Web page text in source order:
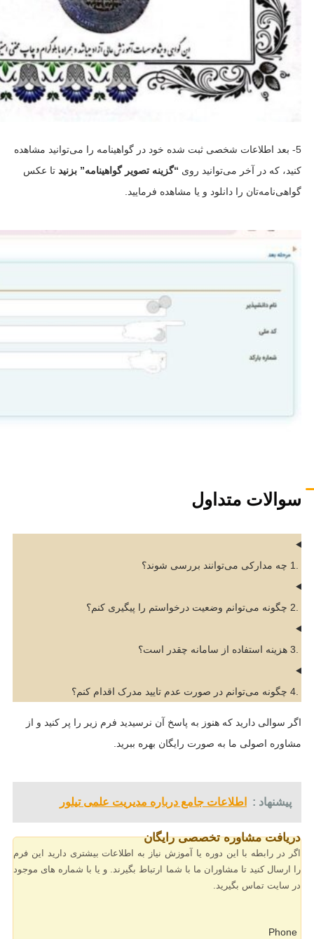
5- بعد اطلاعات شخصی ثبت شده خود در گواهینامه را می‌توانید مشاهده
کنید، که در آخر می‌توانید روی “گزینه تصویر گواهینامه” بزنید تا عکس
گواهی‌نامه‌تان را دانلود و یا مشاهده فرمایید.
سوالات متداول
اگر سوالی دارید که هنوز به پاسخ آن نرسیدید فرم زیر را پر کنید و از
مشاوره اصولی ما به صورت رایگان بهره ببرید.
پیشنهاد : اطلاعات جامع درباره مدیریت علمی تیلور
دریافت مشاوره تخصصی رایگان
اگر در رابطه با این دوره یا آموزش نیاز به اطلاعات بیشتری دارید این فرم
را ارسال کنید تا مشاوران ما با شما ارتباط بگیرند. و یا با شماره های موجود
در سایت تماس بگیرید.
Phone